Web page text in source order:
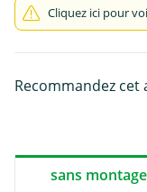
Cliquez ici pour
Recommandez cet
sans montage